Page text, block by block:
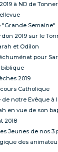
à ND de
Semaine"
2019 sur le
et Odilon
pour
2019
Catholique
notre Evêque à
en vue de son
2018
Jeunes de nos 3
des